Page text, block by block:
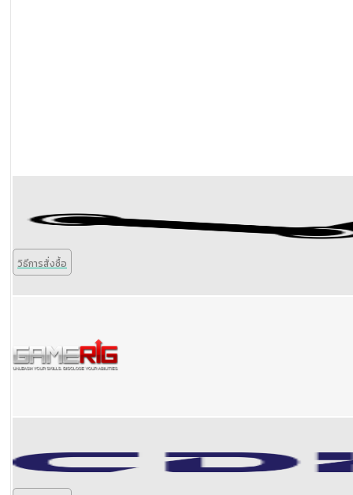
วิธีการสั่งซื้อ